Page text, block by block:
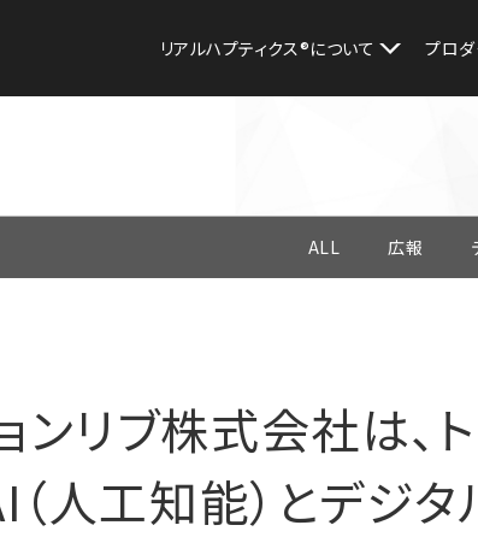
リアルハプティクス®︎について プロダ
ALL 広報
ンリブ株式会社は、
（人工知能）とデジ